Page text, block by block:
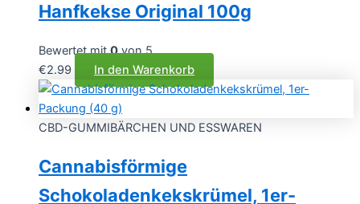
Hanfkekse Original 100g
Bewertet mit0von 5
€2.99 In den Warenkorb
CBD-GUMMIBÄRCHEN UND ESSWAREN
Cannabisförmige
Schokoladenkekskrümel, 1er-